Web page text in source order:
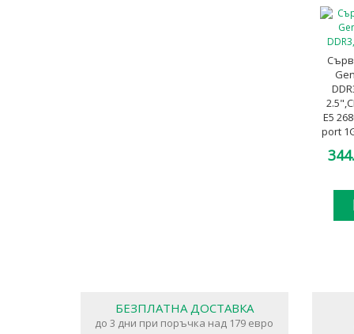
E5
port
БЕЗПЛАТНА ДОСТАВКА
до 3 дни при поръчка над 179 евро